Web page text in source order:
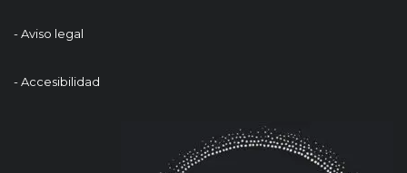
- Aviso legal
- Accesibilidad